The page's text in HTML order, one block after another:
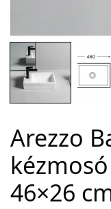
Arezzo
46×26
Általános Szerződési
Szállítási információk
Copyright © 2021